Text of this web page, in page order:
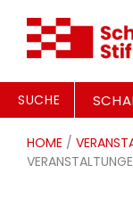
SUCHE
HOME /